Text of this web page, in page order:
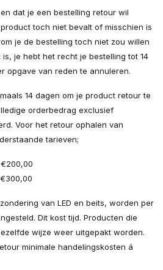
dat je een bestelling retour wil
toch niet bevalt of misschien is
je de bestelling toch niet zou willen
je hebt het recht je bestelling tot 14
opgave van reden te annuleren.
14 dagen om je product retour te
orderbedrag exclusief
Voor het retour ophalen van
tarieven;
van LED en beits, worden per
Dit kost tijd. Producten die
wijze weer uitgepakt worden.
minimale handelingskosten á